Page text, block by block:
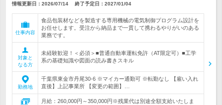
情報更新日：2026/07/14 終了予定日： 2027/01/04
仕事内容
食品包装材などを製造する専用機械の電気制御プログラム設計を
お任せします。受注から納品まで一貫して携わるやりがいのある
業務です。
対象と
なる方
未経験歓迎！＜必須＞■普通自動車運転免許（AT限定可）■工学
系の基礎知識や図面の読み書きスキル
勤務地
千葉県東金市丹尾30-6 ※マイカー通勤可 ※転勤なし 【雇い入れ
直後】上記事業所 【変更の範囲】…
月給：260,000円～350,000円※残業代は別途全額支給いたしま